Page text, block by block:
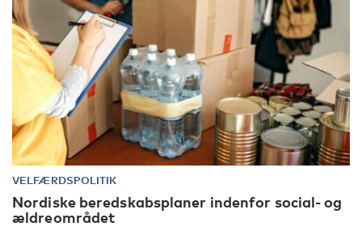
VELFÆRDSPOLITIK
Nordiske beredskabsplaner indenfor social- og
ældreområdet